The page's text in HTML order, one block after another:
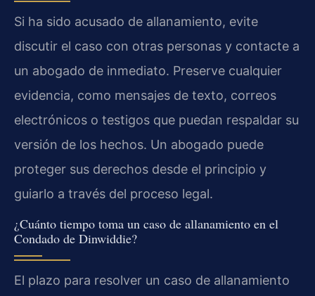
Si ha sido acusado de allanamiento, evite
discutir el caso con otras personas y contacte a
un abogado de inmediato. Preserve cualquier
evidencia, como mensajes de texto, correos
electrónicos o testigos que puedan respaldar su
versión de los hechos. Un abogado puede
proteger sus derechos desde el principio y
guiarlo a través del proceso legal.
¿Cuánto tiempo toma un caso de allanamiento en el
Condado de Dinwiddie?
El plazo para resolver un caso de allanamiento